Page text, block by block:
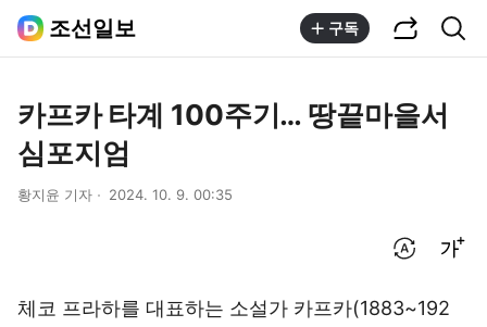
조선일보 구독
카프카 타계 100주기… 땅끝마을서
심포지엄
황지윤 기자 2024. 10. 9. 00:35
체코 프라하를 대표하는 소설가 카프카(1883~192